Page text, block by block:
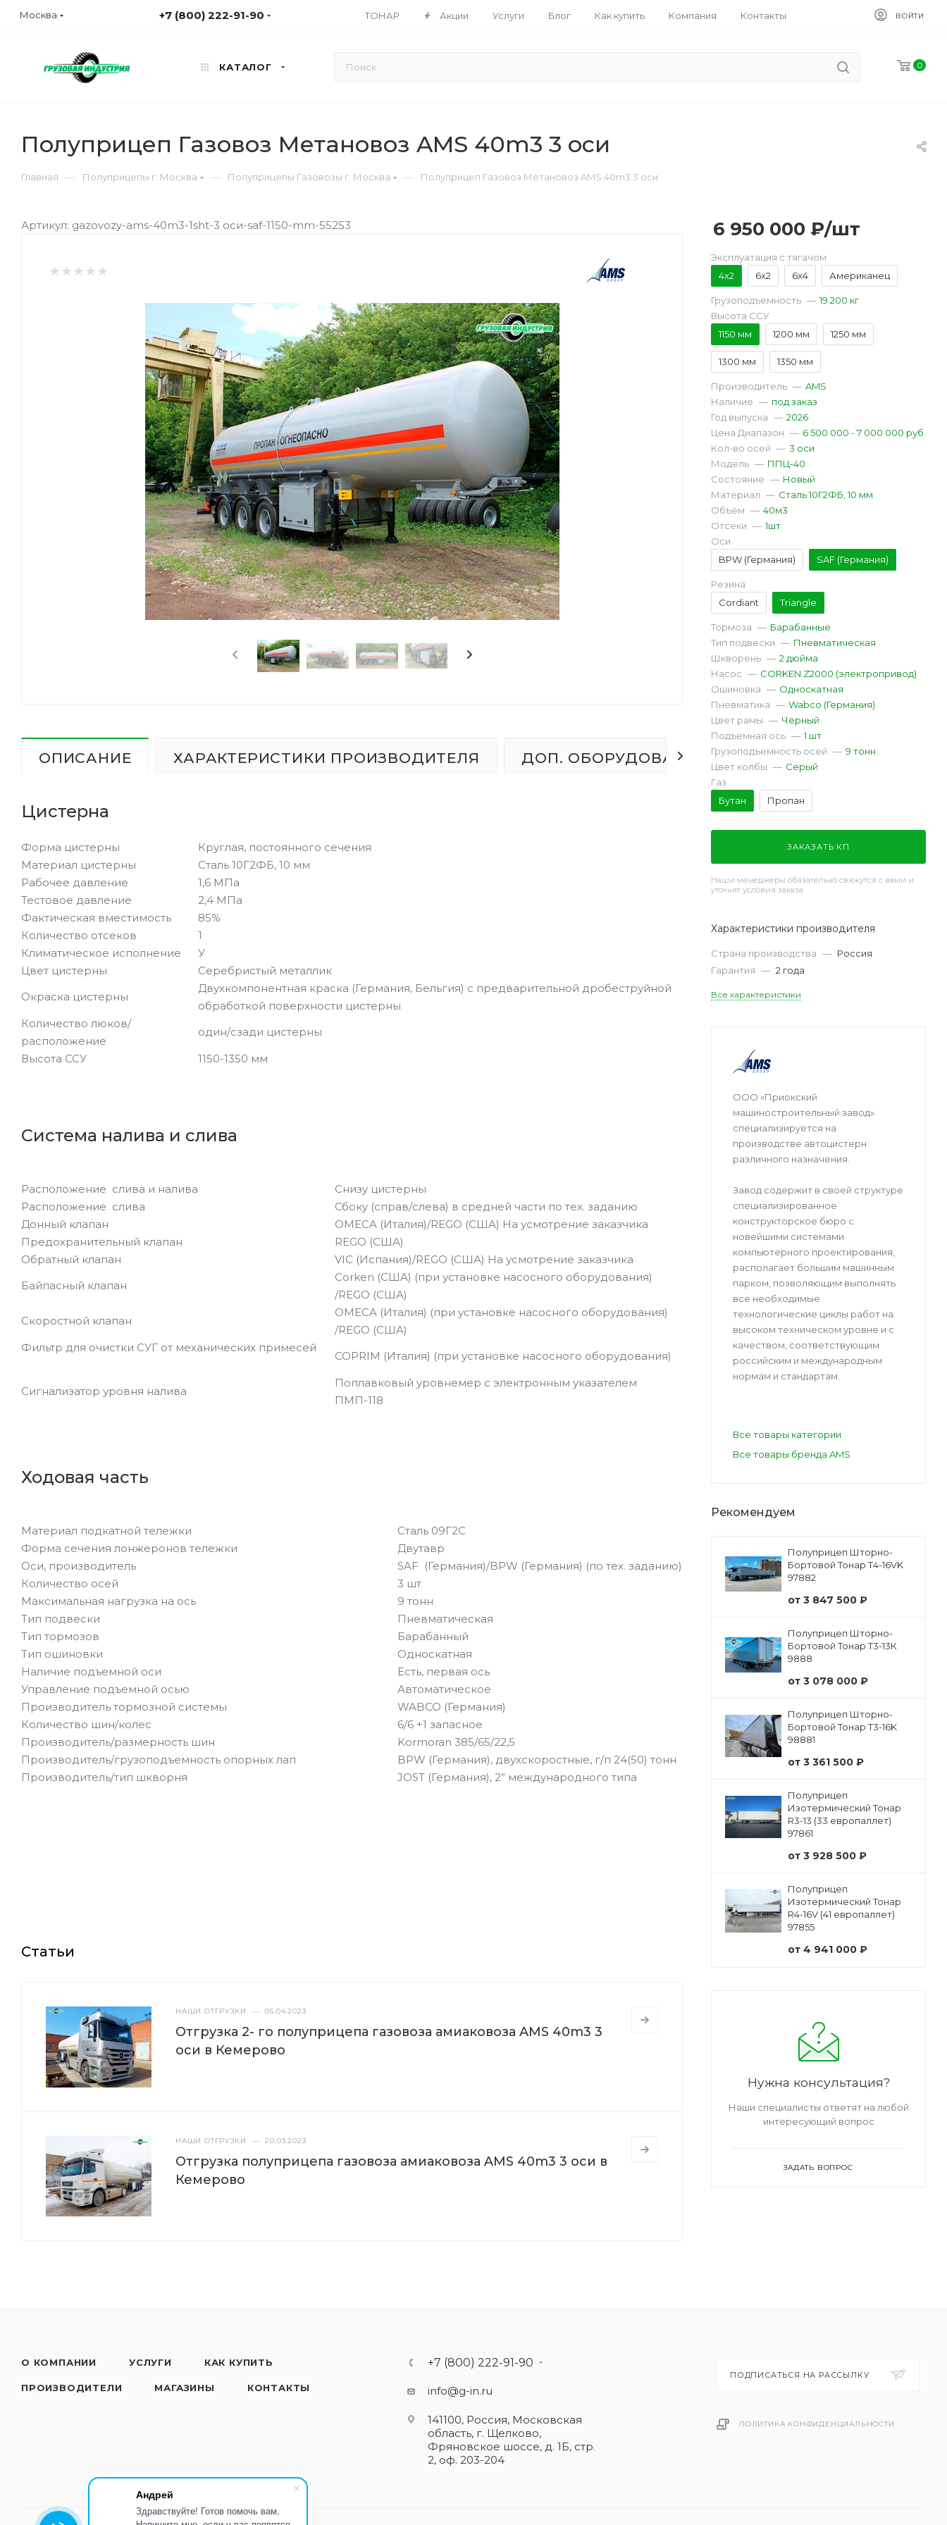
Андрей
Здравствуйте! Готов помочь вам.
Москва +7 (800) 222-91-90 ТОНАР Акции Услуги Блог Как купить Компания Контакты ВОЙТИ
КАТАЛОГ 0
Полуприцеп Газовоз Метановоз AMS 40m3 3 оси
Главная — Полуприцепы г. Москва — Полуприцепы Газовозы г. Москва — Полуприцеп Газовоз Метановоз AMS 40m3 3 оси
Артикул: gazovozy-ams-40m3-1sht-3 оси-saf-1150-mm-55253
ОПИСАНИЕ ХАРАКТЕРИСТИКИ ПРОИЗВОДИТЕЛЯ ДОП. ОБОРУДОВАНИЕ ОТЗЫВЫ
Цистерна
Форма цистерны
Круглая, постоянного сечения
Материал цистерны
Сталь 10Г2ФБ, 10 мм
Рабочее давление
1,6 МПа
Тестовое давление
2,4 МПа
Фактическая вместимость
85%
Количество отсеков
1
Климатическое исполнение
У
Цвет цистерны
Серебристый металлик
Окраска цистерны
Двухкомпонентная краска (Германия, Бельгия) с предварительной дробеструйной
обработкой поверхности цистерны
Количество люков/
расположение
один/сзади цистерны
Высота ССУ
1150-1350 мм
Система налива и слива
Расположение слива и налива
Снизу цистерны
Расположение слива
Сбоку (справ/слева) в средней части по тех. заданию
Донный клапан
OMECA (Италия)/REGO (США) На усмотрение заказчика
Предохранительный клапан
REGO (США)
Обратный клапан
VIC (Испания)/REGO (США) На усмотрение заказчика
Байпасный клапан
Corken (США) (при установке насосного оборудования)
/REGO (США)
Скоростной клапан
OMECA (Италия) (при установке насосного оборудования)
/REGO (США)
Фильтр для очистки СУГ от механических примесей
COPRIM (Италия) (при установке насосного оборудования)
Сигнализатор уровня налива
Поплавковый уровнемер с электронным указателем
ПМП-118
Ходовая часть
Материал подкатной тележки
Сталь 09Г2С
Форма сечения лонжеронов тележки
Двутавр
Оси, производитель
SAF (Германия)/BPW (Германия) (по тех. заданию)
Количество осей
3 шт
Максимальная нагрузка на ось
9 тонн
Тип подвески
Пневматическая
Тип тормозов
Барабанный
Тип ошиновки
Односкатная
Наличие подъемной оси
Есть, первая ось
Управление подъемной осью
Автоматическое
Производитель тормозной системы
WABCO (Германия)
Количество шин/колес
6/6 +1 запасное
Производитель/размерность шин
Kormoran 385/65/22,5
Производитель/грузоподъемность опорных лап
BPW (Германия), двухскоростные, г/п 24(50) тонн
Производитель/тип шкворня
JOST (Германия), 2” международного типа
Статьи
НАШИ ОТГРУЗКИ — 05.04.2023
Отгрузка 2- го полуприцепа газовоза амиаковоза AMS 40m3 3
оси в Кемерово
НАШИ ОТГРУЗКИ — 20.03.2023
Отгрузка полуприцепа газовоза амиаковоза AMS 40m3 3 оси в
Кемерово
6 950 000 ₽/шт
Эксплуатация с тягачом
4x2
6x2 6x4 Американец
Грузоподъемность — 19 200 кг
Высота ССУ
1150 мм
1200 мм 1250 мм
1300 мм 1350 мм
Производитель — AMS
Наличие — под заказ
Год выпуска — 2026
Цена Диапазон — 6 500 000 - 7 000 000 руб
Кол-во осей — 3 оси
Модель — ППЦ-40
Состояние — Новый
Материал — Сталь 10Г2ФБ, 10 мм
Объём — 40м3
Отсеки — 1шт
Оси
BPW (Германия)
SAF (Германия)
Резина
Cordiant
Triangle
Тормоза — Барабанные
Тип подвески — Пневматическая
Шкворень — 2 дюйма
Насос — CORKEN Z2000 (электропривод)
Ошиновка — Односкатная
Пневматика — Wabco (Германия)
Цвет рамы — Чёрный
Подъемная ось — 1 шт
Грузоподъемность осей — 9 тонн
Цвет колбы — Серый
Газ
Бутан
Пропан
ЗАКАЗАТЬ КП
Наши менеджеры обязательно свяжутся с вами и
уточнят условия заказа
Характеристики производителя
Страна производства — Россия
Гарантия — 2 года
Все характеристики
ООО «Приокский
машиностроительный завод»
специализируется на
производстве автоцистерн
различного назначения.
Завод содержит в своей структуре
специализированное
конструкторское бюро с
новейшими системами
компьютерного проектирования,
располагает большим машинным
парком, позволяющим выполнять
все необходимые
технологические циклы работ на
высоком техническом уровне и с
качеством, соответствующим
российским и международным
нормам и стандартам.
Все товары категории
Все товары бренда AMS
Рекомендуем
Полуприцеп Шторно-
Бортовой Тонар Т4-16VK
97882
от 3 847 500 ₽
Полуприцеп Шторно-
Бортовой Тонар Т3-13К
9888
от 3 078 000 ₽
Полуприцеп Шторно-
Бортовой Тонар Т3-16K
98881
от 3 361 500 ₽
Полуприцеп
Изотермический Тонар
R3-13 (33 европаллет)
97861
от 3 928 500 ₽
Полуприцеп
Изотермический Тонар
R4-16V (41 европаллет)
97855
от 4 941 000 ₽
Нужна консультация?
Наши специалисты ответят на любой
интересующий вопрос
ЗАДАТЬ ВОПРОС
О КОМПАНИИ УСЛУГИ КАК КУПИТЬ
ПРОИЗВОДИТЕЛИ МАГАЗИНЫ КОНТАКТЫ
+7 (800) 222-91-90
info@g-in.ru
141100, Россия, Московская
область, г. Щелково,
Фряновское шоссе, д. 1Б, стр.
2, оф. 203-204
ПОДПИСАТЬСЯ НА РАССЫЛКУ
ПОЛИТИКА КОНФИДЕНЦИАЛЬНОСТИ